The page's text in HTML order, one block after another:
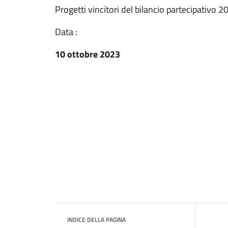
Progetti vincitori del bilancio partecipativo
Data :
10 ottobre 2023
INDICE DELLA PAGINA